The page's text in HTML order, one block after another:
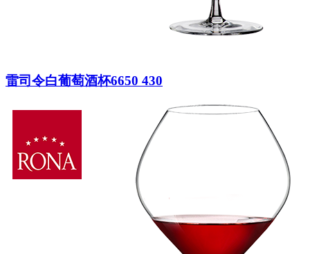
雷司令白葡萄酒杯6650 430